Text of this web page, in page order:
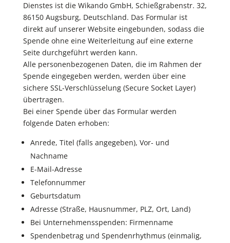
Dienstes ist die Wikando GmbH, Schießgrabenstr. 32,
86150 Augsburg, Deutschland. Das Formular ist
direkt auf unserer Website eingebunden, sodass die
Spende ohne eine Weiterleitung auf eine externe
Seite durchgeführt werden kann.
Alle personenbezogenen Daten, die im Rahmen der
Spende eingegeben werden, werden über eine
sichere SSL-Verschlüsselung (Secure Socket Layer)
übertragen.
Bei einer Spende über das Formular werden
folgende Daten erhoben:
Anrede, Titel (falls angegeben), Vor- und
Nachname
E-Mail-Adresse
Telefonnummer
Geburtsdatum
Adresse (Straße, Hausnummer, PLZ, Ort, Land)
Bei Unternehmensspenden: Firmenname
Spendenbetrag und Spendenrhythmus (einmalig,